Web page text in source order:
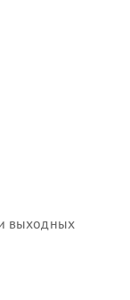
выходных